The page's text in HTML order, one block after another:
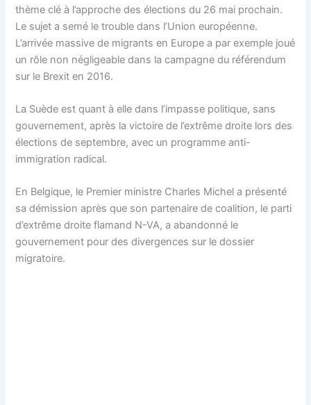
thème clé à l’approche des élections du 26 mai prochain.
Le sujet a semé le trouble dans l’Union européenne.
L’arrivée massive de migrants en Europe a par exemple joué
un rôle non négligeable dans la campagne du référendum
sur le Brexit en 2016.
La Suède est quant à elle dans l’impasse politique, sans
gouvernement, après la victoire de l’extrême droite lors des
élections de septembre, avec un programme anti-
immigration radical.
En Belgique, le Premier ministre Charles Michel a présenté
sa démission après que son partenaire de coalition, le parti
d’extrême droite flamand N-VA, a abandonné le
gouvernement pour des divergences sur le dossier
migratoire.